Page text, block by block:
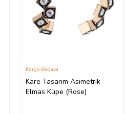
Kare Tasarım Asimetrik
Elmas Küpe (Rose)
Kargo Bedava